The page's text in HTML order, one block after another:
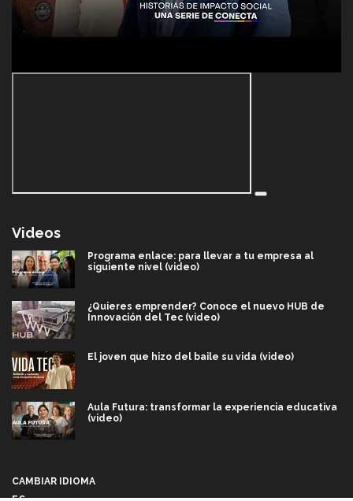
Videos
Programa enlace: para llevar a tu empresa al
siguiente nivel (video)
¿Quieres emprender? Conoce el nuevo HUB de
Innovación del Tec (video)
El joven que hizo del baile su vida (video)
Aula Futura: transformar la experiencia educativa
(video)
CAMBIAR IDIOMA